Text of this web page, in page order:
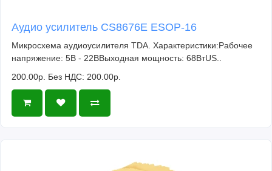
Аудио усилитель CS8676E ESOP-16
Микросхема аудиоусилителя TDA. Характеристики:Рабочее
напряжение: 5В - 22ВВыходная мощность: 68ВтUS..
200.00р. Без НДС: 200.00р.